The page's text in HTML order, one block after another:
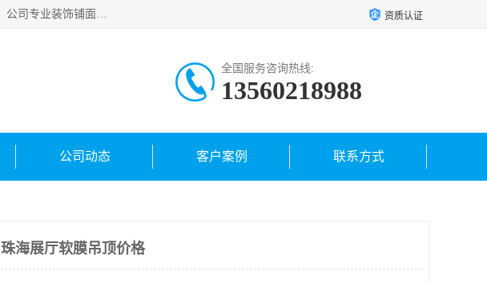
佛山朗鑫装饰工程有限公司主营软膜天花，软膜天花灯箱，卡布灯箱，张拉膜等产品，价格实惠，支持定制；公司专业装饰铺面，家居，会展特装，软膜等工程，技能精良人员，安装快、价格合理，质量保证、热诚与各方有识人士合作，欢迎新老客户来电咨询。 资质认证
全国服务咨询热线:
13560218988
公司动态 客户案例 联系方式
珠海展厅软膜吊顶价格